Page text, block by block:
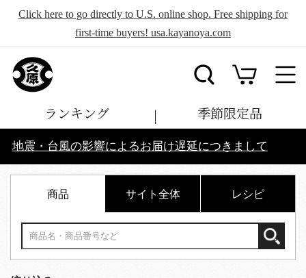
Click here to go directly to U.S. online shop. Free shipping for
first-time buyers! usa.kayanoya.com
ランキング 季節限定品
地震・台風の影響によるお届け遅延につきまして
商品 サイト全体 レシピ